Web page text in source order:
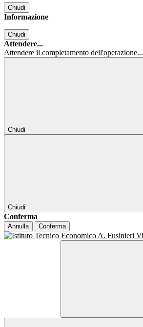
Chiudi
Informazione
Chiudi
Attendere...
Attendere il completamento dell'operazione...
Chiudi
Chiudi
Conferma
Annulla Conferma